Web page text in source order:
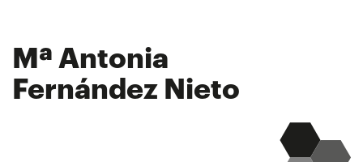
Mª Antonia
Fernández Nieto